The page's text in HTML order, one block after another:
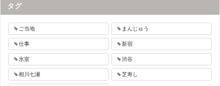
タグ
ご当地 まんじゅう
仕事 新宿
氷室 渋谷
相川七瀬 芝寿し